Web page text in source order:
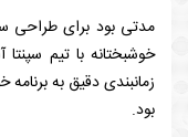
مدتی بود برای طراحی
خوشبختانه با تیم
زمانبندی دقیق به
بود.